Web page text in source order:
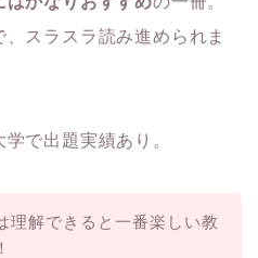
スラスラ読み進められま
で出題実績あり。
理解できると一番楽しい教